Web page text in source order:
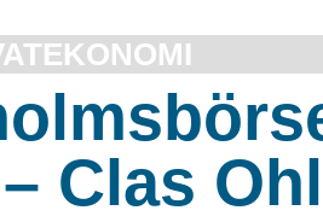
Clas